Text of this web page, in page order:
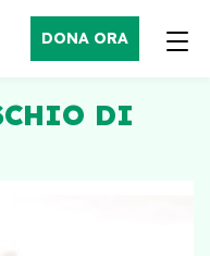
DONA ORA
DI